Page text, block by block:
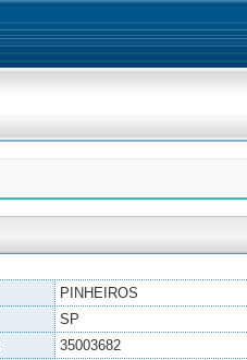
PINHEIROS
SP
35003682